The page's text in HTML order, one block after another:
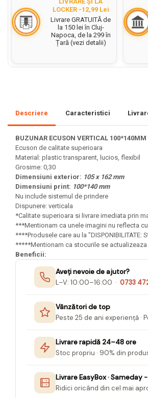
Set acuarele tempera
Culori si vopsele acrilice
Acuarele Guase
Pahare, palete si sorturi
Pensule cu rezervor
Pensule scolare bucata
Pensule scolare set
Lipiciuri
Foarfece pentru copii
Hartie si carton colorate
Hartie Creponata, Hartie
Glasata
Mape Birou/ Dosare Scolare
Trusa geometrie scolara
Rigle, echere si raportor
Sticle, caserole, pusculite,
suporturi copii
Etichete scolare
Stickere scolare
Seturi scolare
Plastilina, Planseta plastilina
LOCKER -12,99 Lei
Livrare GRATUITĂ de
la 150 lei în Cluj-
Napoca, de la 299 în
Țară (vezi detalii)
Descriere Caracteristici
BUZUNAR ECUSON VERTICAL 100*140MM
Ecuson de calitate superioara
Material: plastic transparent, lucios, flexibil
Grosime: 0,30
Dimensiuni exterior: 105 x 162 mm
Dimensiuni print: 100*140 mm
Nu include sistemul de prindere
Dispunere: verticala
*Calitate superioara si livrare imediata prin
***Mentionam ca unele imagini nu reflecta
****Produsele care au la
*****Mentionam ca stocurile se
Beneficii:
Aveți nevoie de ajutor?
L–V: 10:00–16:00 · 0733
Vânzători de top
Peste 25 de ani experiență ·
Livrare rapidă 24–48 ore
Stoc propriu · 90% din
Livrare EasyBox · Sameday -
Ridici oricând din cel mai